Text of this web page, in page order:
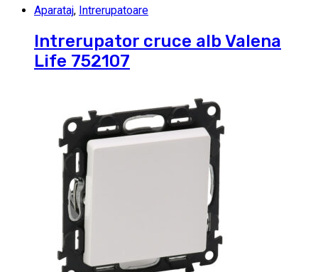
Aparataj, Intrerupatoare
Intrerupator cruce alb Valena
Life 752107